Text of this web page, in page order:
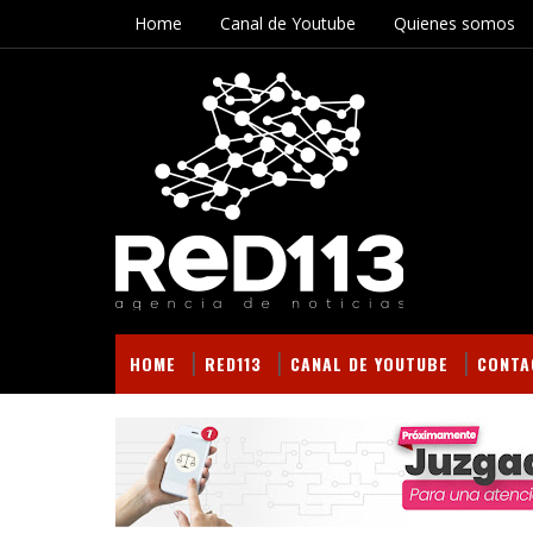
Home Canal de Youtube Quienes somos
HOME RED113 CANAL DE YOUTUBE